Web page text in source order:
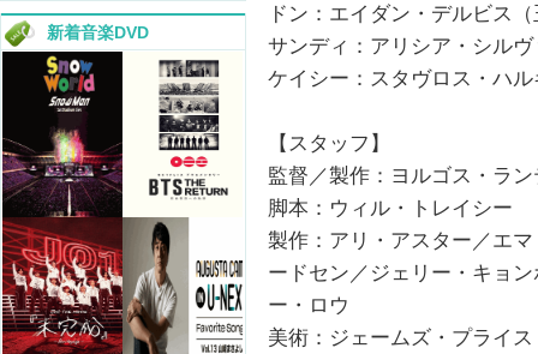
新着音楽DVD
ドン：エイダン・デルビス
サンディ：アリシア・シル
ケイシー：スタヴロス・ハ
【スタッフ】
監督／製作：ヨルゴス・ラ
脚本：ウィル・トレイシー
製作：アリ・アスター／エ
ードセン／ジェリー・キョ
ー・ロウ
美術：ジェームズ・プライス